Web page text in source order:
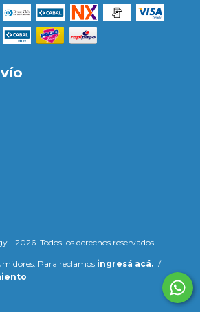
- 2026. Todos los derechos reservados.
Para reclamos ingresá acá. /